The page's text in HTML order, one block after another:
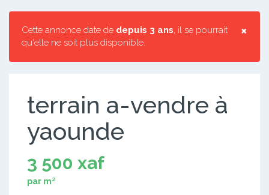
×
Cette annonce date de depuis 3 ans, il se pourrait
qu'elle ne soit plus disponible.
terrain a-vendre à
yaounde
3 500 xaf
par m²